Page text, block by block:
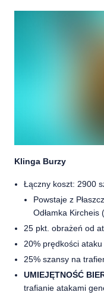
Klinga Burzy
Łączny koszt: 2900
Powstaje z
Odłamka Kircheis
25 pkt. obrażeń od
20% prędkości ataku
25% szansy na
UMIEJĘTNOŚĆ
trafianie atakami